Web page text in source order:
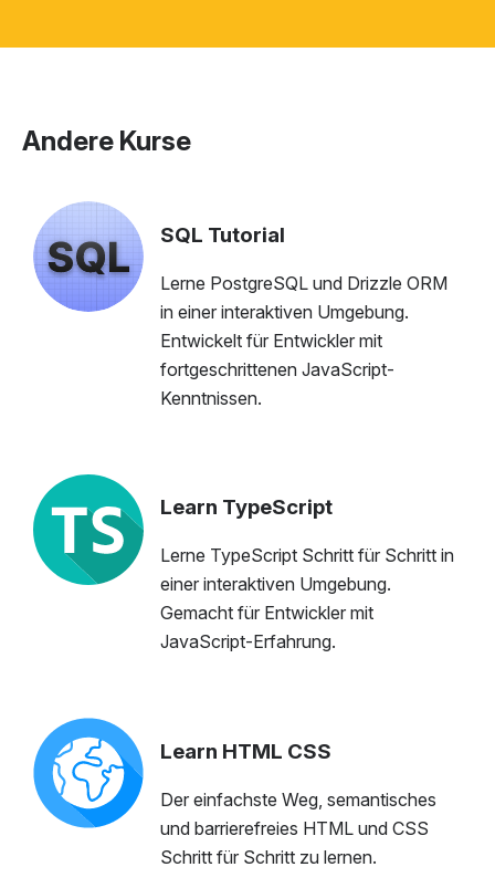
Andere Kurse
SQL Tutorial
Lerne PostgreSQL und Drizzle ORM
in einer interaktiven Umgebung.
Entwickelt für Entwickler mit
fortgeschrittenen JavaScript-
Kenntnissen.
Learn TypeScript
Lerne TypeScript Schritt für Schritt in
einer interaktiven Umgebung.
Gemacht für Entwickler mit
JavaScript-Erfahrung.
Learn HTML CSS
Der einfachste Weg, semantisches
und barrierefreies HTML und CSS
Schritt für Schritt zu lernen.